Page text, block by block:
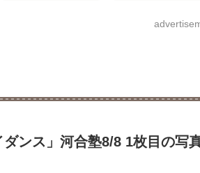
ンス」河合塾8/8 1枚目の写